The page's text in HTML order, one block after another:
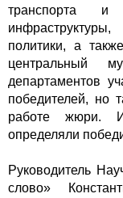
транспорта и
политики, а
центральный
департаментов
победителей, но
работе жюри.
определяли
Руководитель
слово»